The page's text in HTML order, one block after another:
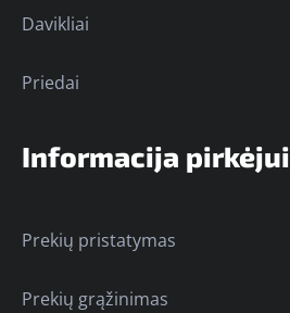
Davikliai
Priedai
Informacija pirkėjui
Prekių pristatymas
Prekių grąžinimas